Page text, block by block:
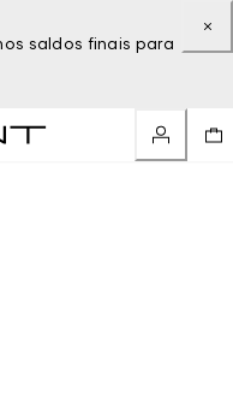
saldos finais para